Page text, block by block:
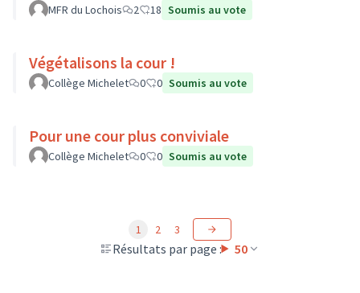
MFR du Lochois 2 18 Soumis au vote
Végétalisons la cour !
Collège Michelet 0 0 Soumis au vote
Pour une cour plus conviviale
Collège Michelet 0 0 Soumis au vote
Résultats par page : 50
1 2 3